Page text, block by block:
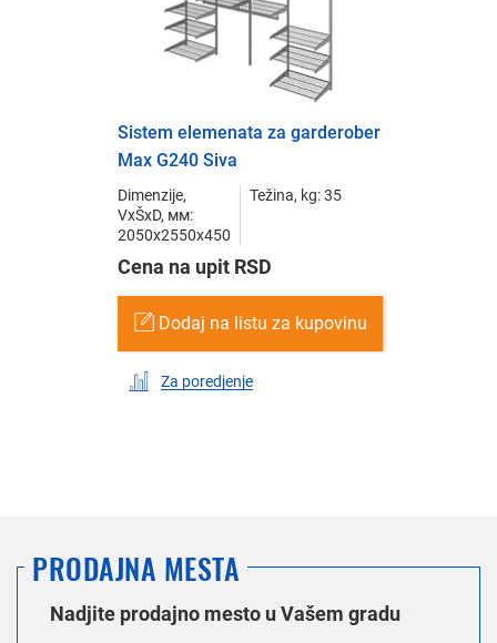
Sistem elemenata za garderober
Max G240 Siva
Dimenzije,
VxŠxD, мм:
2050x2550x450
Težina, kg: 35
Cena na upit RSD
Dodaj na listu za kupovinu
Za poredjenje
PRODAJNA MESTA
Nadjite prodajno mesto u Vašem gradu